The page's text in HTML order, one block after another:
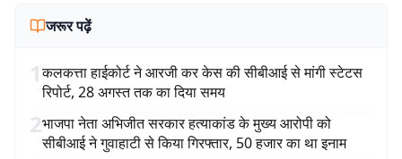
जरूर पढ़ें
1कलकत्ता हाईकोर्ट ने आरजी कर केस की सीबीआई से मांगी स्टेटस
रिपोर्ट, 28 अगस्त तक का दिया समय
2भाजपा नेता अभिजीत सरकार हत्याकांड के मुख्य आरोपी को
सीबीआई ने गुवाहाटी से किया गिरफ्तार, 50 हजार का था इनाम